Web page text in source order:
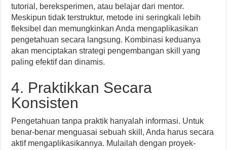
tutorial, bereksperimen, atau belajar dari mentor.
Meskipun tidak terstruktur, metode ini seringkali lebih
fleksibel dan memungkinkan Anda mengaplikasikan
pengetahuan secara langsung. Kombinasi keduanya
akan menciptakan strategi pengembangan skill yang
paling efektif dan dinamis.
4. Praktikkan Secara
Konsisten
Pengetahuan tanpa praktik hanyalah informasi. Untuk
benar-benar menguasai sebuah skill, Anda harus secara
aktif mengaplikasikannya. Mulailah dengan proyek-